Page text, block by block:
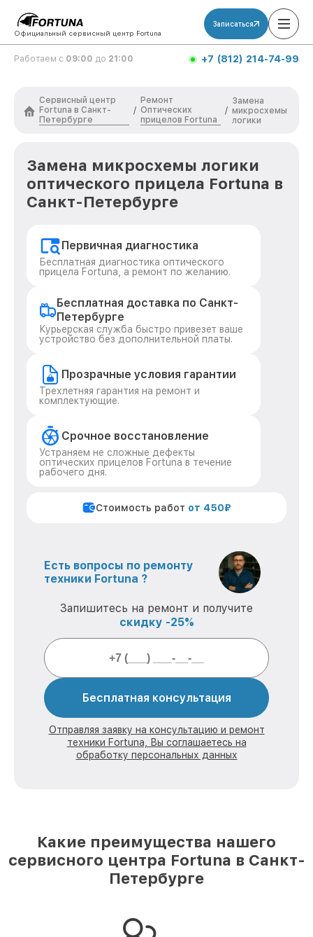
Официальный сервисный центр Fortuna
Записаться
Работаем с 09:00 до 21:00 +7 (812) 214-74-99
Сервисный центр
Fortuna в Санкт-
Петербурге
/
Ремонт
Оптических
прицелов Fortuna
/
Замена
микросхемы
логики
Замена микросхемы логики
оптического прицела Fortuna в
Санкт-Петербурге
Первичная диагностика
Бесплатная диагностика оптического
прицела Fortuna, а ремонт по желанию.
Бесплатная доставка по Санкт-
Петербурге
Курьерская служба быстро привезет ваше
устройство без дополнительной платы.
Прозрачные условия гарантии
Трехлетняя гарантия на ремонт и
комплектующие.
Срочное восстановление
Устраняем не сложные дефекты
оптических прицелов Fortuna в течение
рабочего дня.
Стоимость работ от 450₽
Есть вопросы по ремонту
техники Fortuna ?
Запишитесь на ремонт и получите
скидку -25%
Бесплатная консультация
Отправляя заявку на консультацию и ремонт
техники Fortuna, Вы соглашаетесь на
обработку персональных данных
Какие преимущества нашего
сервисного центра Fortuna в Санкт-
Петербурге